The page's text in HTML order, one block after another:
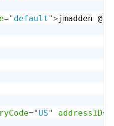
=" default ">jmadden @
=" US" addressID=